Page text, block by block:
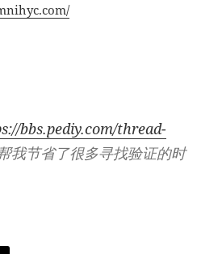
bbs.pediy.com/thread-
我节省了很多寻找验证的时